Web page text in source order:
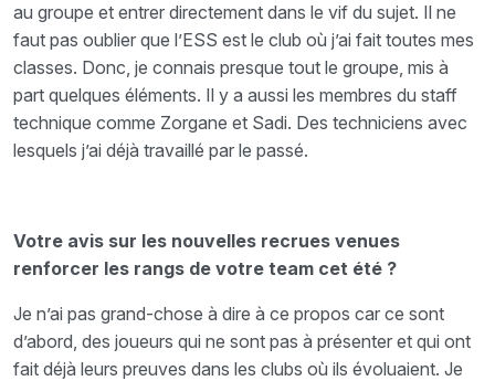
au groupe et entrer directement dans le vif du sujet. Il ne
faut pas oublier que l’ESS est le club où j’ai fait toutes mes
classes. Donc, je connais presque tout le groupe, mis à
part quelques éléments. Il y a aussi les membres du staff
technique comme Zorgane et Sadi. Des techniciens avec
lesquels j’ai déjà travaillé par le passé.
Votre avis sur les nouvelles recrues venues
renforcer les rangs de votre team cet été ?
Je n’ai pas grand-chose à dire à ce propos car ce sont
d’abord, des joueurs qui ne sont pas à présenter et qui ont
fait déjà leurs preuves dans les clubs où ils évoluaient. Je